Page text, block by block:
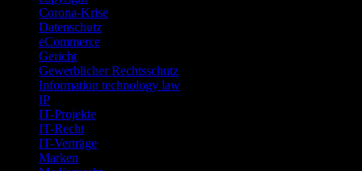
Corona-Krise
Datenschutz
eCommerce
Gericht
Gewerblicher Rechtsschutz
Information technology law
IP
IT-Projekte
IT-Recht
IT-Verträge
Marken